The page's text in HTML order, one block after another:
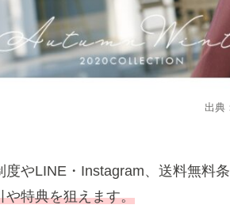
出典
度やLINE・Instagram、送料無料
や特典を狙えます。